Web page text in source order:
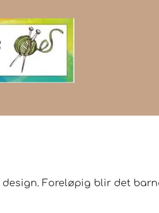
Foreløpig blir det